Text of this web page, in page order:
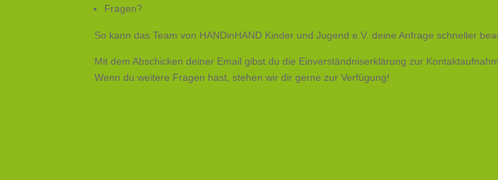
Fragen?
So kann das Team von HANDinHAND Kinder und Jugend e.V. deine Anfrage schneller
Mit dem Abschicken deiner Email gibst du die Einverständniserklärung zur
Wenn du weitere Fragen hast, stehen wir dir gerne zur Verfügung!